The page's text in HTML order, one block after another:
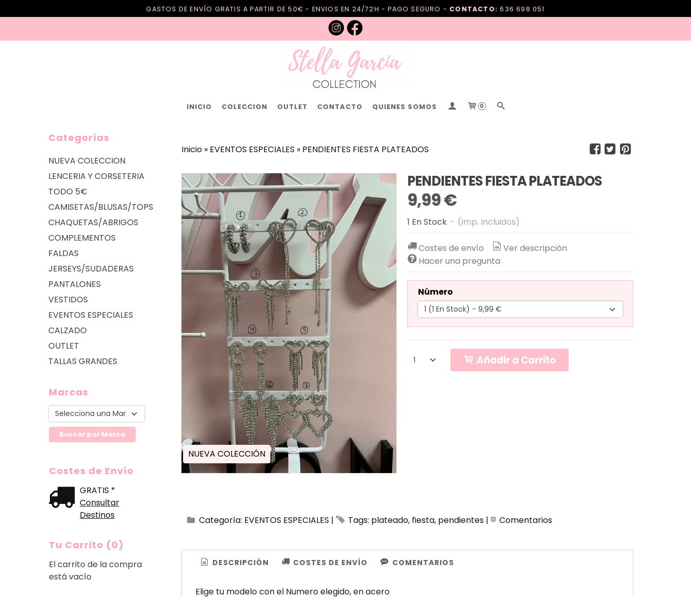
GASTOS DE ENVÍO GRATIS A PARTIR DE 50€ - ENVIOS EN 24/72H - PAGO SEGURO - CONTACTO: 636 698 051
INICIO COLECCION OUTLET CONTACTO QUIENES SOMOS 0
Categorías
NUEVA COLECCION
LENCERIA Y CORSETERIA
TODO 5€
CAMISETAS/BLUSAS/TOPS
CHAQUETAS/ABRIGOS
COMPLEMENTOS
FALDAS
JERSEYS/SUDADERAS
PANTALONES
VESTIDOS
EVENTOS ESPECIALES
CALZADO
OUTLET
TALLAS GRANDES
Marcas
Costes de Envío
GRATIS *
Consultar
Destinos
Tu Carrito (0)
El carrito de la compra
está vacío
Inicio » EVENTOS ESPECIALES » PENDIENTES FIESTA PLATEADOS
NUEVA COLECCIÓN
PENDIENTES FIESTA PLATEADOS
9,99 €
1 En Stock - (Imp. Incluidos)
Costes de envío
Ver descripción
Hacer una pregunta
Número
Añadir a Carrito
Categoría: EVENTOS ESPECIALES | Tags: plateado fiesta pendientes | Comentarios
DESCRIPCIÓN COSTES DE ENVÍO COMENTARIOS
Elige tu modelo con el Numero elegido, en acero